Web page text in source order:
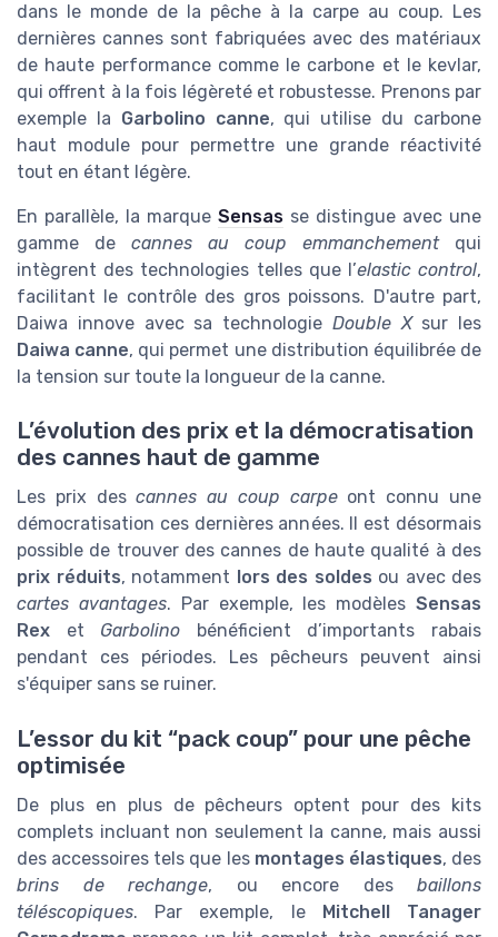
dans le monde de la pêche à la carpe au coup. Les
dernières cannes sont fabriquées avec des matériaux
de haute performance comme le carbone et le kevlar,
qui offrent à la fois légèreté et robustesse. Prenons par
exemple la Garbolino canne, qui utilise du carbone
haut module pour permettre une grande réactivité
tout en étant légère.
En parallèle, la marque Sensas se distingue avec une
gamme de cannes au coup emmanchementqui
intègrent des technologies telles que l’elastic control,
facilitant le contrôle des gros poissons. D'autre part,
Daiwa innove avec sa technologie Double Xsur les
Daiwa canne, qui permet une distribution équilibrée de
la tension sur toute la longueur de la canne.
L’évolution des prix et la démocratisation
des cannes haut de gamme
Les prix descannes au coup carpeont connu une
démocratisation ces dernières années. Il est désormais
possible de trouver des cannes de haute qualité à des
prix réduits, notamment lors des soldes ou avec des
cartes avantages. Par exemple, les modèlesSensas
Rex et Garbolino bénéficient d’importants rabais
pendant ces périodes. Les pêcheurs peuvent ainsi
s'équiper sans se ruiner.
L’essor du kit “pack coup” pour une pêche
optimisée
De plus en plus de pêcheurs optent pour des kits
complets incluant non seulement la canne, mais aussi
des accessoires tels que les montages élastiques, des
brins de rechange, ou encore des baillons
téléscopiques. Par exemple, le Mitchell Tanager